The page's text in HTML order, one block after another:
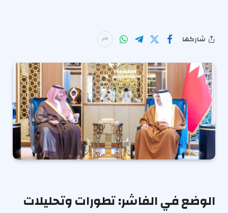
شاركها
الوضع في الفاشر: تطورات وتحليلات